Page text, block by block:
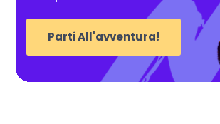
Parti All'avventura!